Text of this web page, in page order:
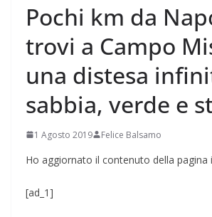
Pochi km da
trovi a Campo
una distesa
sabbia, verde e
1 Agosto 2019 Felice Balsamo
Ho aggiornato il contenuto della pagina
[ad_1]